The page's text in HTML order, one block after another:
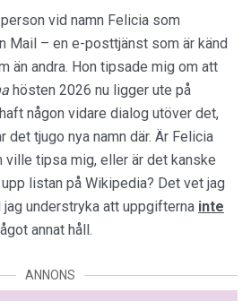
vid namn Felicia som
Mail – en e-posttjänst som är känd
än andra. Hon tipsade mig om att
hösten 2026 nu ligger ute på
någon vidare dialog utöver det,
tjugo nya namn där. Är Felicia
ville tipsa mig, eller är det kanske
listan på Wikipedia? Det vet jag
understryka att uppgifterna inte
annat håll.
ANNONS